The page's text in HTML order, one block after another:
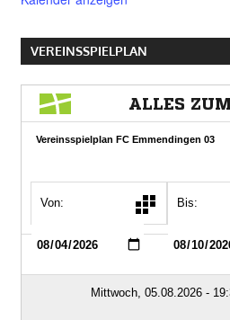
VEREINSSPIELPLAN